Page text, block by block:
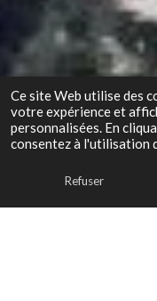
Ce site Web utilise des
votre expérience et
personnalisées. En
consentez à l'utilisation
Refuser
E-mail